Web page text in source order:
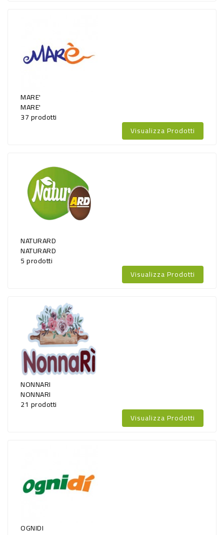
MARE'
MARE'
37 prodotti
Visualizza Prodotti
NATURARD
NATURARD
5 prodotti
Visualizza Prodotti
NONNARI
NONNARI
21 prodotti
Visualizza Prodotti
OGNIDI